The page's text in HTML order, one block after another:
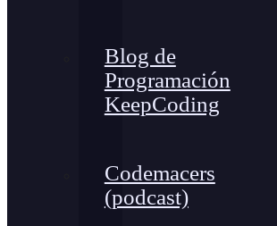
Blog de
Programación
KeepCoding
Codemacers
(podcast)